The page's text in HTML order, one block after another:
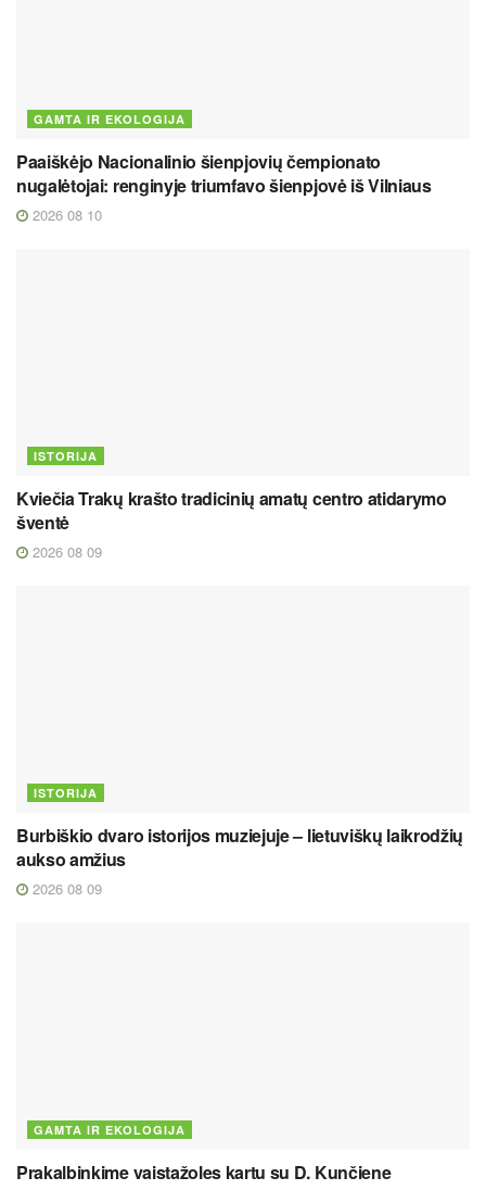
GAMTA IR EKOLOGIJA
Paaiškėjo Nacionalinio šienpjovių čempionato
nugalėtojai: renginyje triumfavo šienpjovė iš Vilniaus
2026 08 10
ISTORIJA
Kviečia Trakų krašto tradicinių amatų centro atidarymo
šventė
2026 08 09
ISTORIJA
Burbiškio dvaro istorijos muziejuje – lietuviškų laikrodžių
aukso amžius
2026 08 09
GAMTA IR EKOLOGIJA
Prakalbinkime vaistažoles kartu su D. Kunčiene